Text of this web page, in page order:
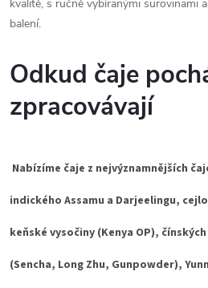
k
v
ý
i
s
u
kvalitě, s ručně vybíranými surovinami
balení.
Odkud čaje
zpracovávají
Nabízíme čaje z nejvýznamnějších
indického Assamu a Darjeelingu,
keňské vysočiny (Kenya OP),
(Sencha, Long Zhu, Gunpowder),